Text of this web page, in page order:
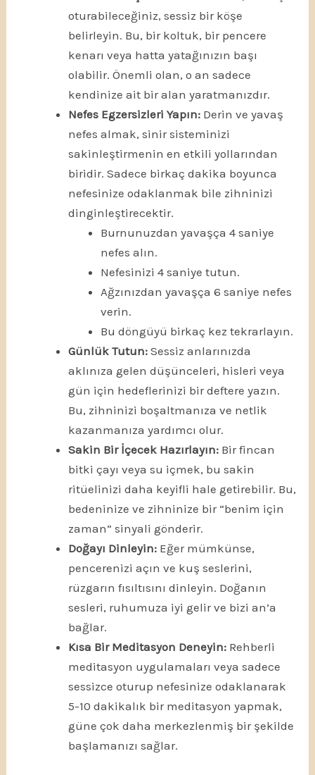
oturabileceğiniz, sessiz bir köşe
belirleyin. Bu, bir koltuk, bir pencere
kenarı veya hatta yatağınızın başı
olabilir. Önemli olan, o an sadece
kendinize ait bir alan yaratmanızdır.
Nefes Egzersizleri Yapın: Derin ve yavaş
nefes almak, sinir sisteminizi
sakinleştirmenin en etkili yollarından
biridir. Sadece birkaç dakika boyunca
nefesinize odaklanmak bile zihninizi
dinginleştirecektir.
Burnunuzdan yavaşça 4 saniye
nefes alın.
Nefesinizi 4 saniye tutun.
Ağzınızdan yavaşça 6 saniye nefes
verin.
Bu döngüyü birkaç kez tekrarlayın.
Günlük Tutun: Sessiz anlarınızda
aklınıza gelen düşünceleri, hisleri veya
gün için hedeflerinizi bir deftere yazın.
Bu, zihninizi boşaltmanıza ve netlik
kazanmanıza yardımcı olur.
Sakin Bir İçecek Hazırlayın: Bir fincan
bitki çayı veya su içmek, bu sakin
ritüelinizi daha keyifli hale getirebilir. Bu,
bedeninize ve zihninize bir “benim için
zaman” sinyali gönderir.
Doğayı Dinleyin: Eğer mümkünse,
pencerenizi açın ve kuş seslerini,
rüzgarın fısıltısını dinleyin. Doğanın
sesleri, ruhumuza iyi gelir ve bizi an’a
bağlar.
Kısa Bir Meditasyon Deneyin: Rehberli
meditasyon uygulamaları veya sadece
sessizce oturup nefesinize odaklanarak
5-10 dakikalık bir meditasyon yapmak,
güne çok daha merkezlenmiş bir şekilde
başlamanızı sağlar.